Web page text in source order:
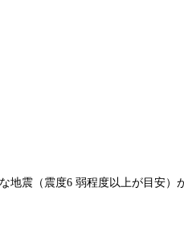
地震（震度6 弱程度以上が目安